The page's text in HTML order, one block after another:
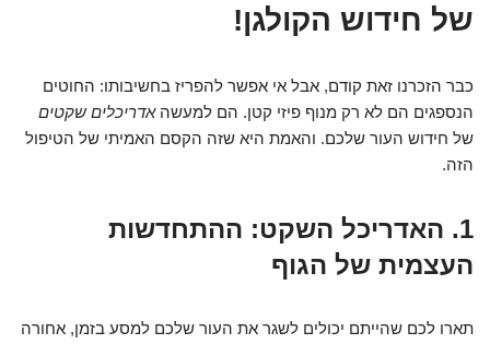
של חידוש הקולגן!
כבר הזכרנו זאת קודם, אבל אי אפשר להפריז בחשיבותו: החוטים
הנספגים הם לא רק מנוף פיזי קטן. הם למעשהאדריכלים שקטים
של חידוש העור שלכם. והאמת היא שזה הקסם האמיתי של הטיפול
הזה.
1. האדריכל השקט: ההתחדשות
העצמית של הגוף
תארו לכם שהייתם יכולים לשגר את העור שלכם למסע בזמן, אחורה